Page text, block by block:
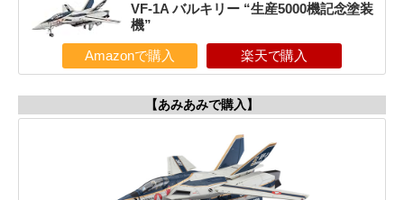
VF-1A バルキリー “生産5000機記念塗装
機”
Amazonで購入 楽天で購入
【あみあみで購入】